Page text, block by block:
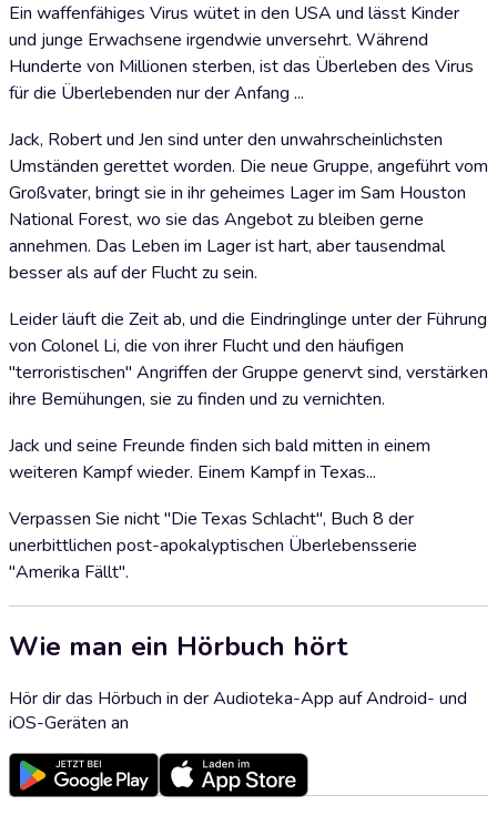
Ein waffenfähiges Virus wütet in den USA und lässt Kinder
und junge Erwachsene irgendwie unversehrt. Während
Hunderte von Millionen sterben, ist das Überleben des Virus
für die Überlebenden nur der Anfang ...
Jack, Robert und Jen sind unter den unwahrscheinlichsten
Umständen gerettet worden. Die neue Gruppe, angeführt vom
Großvater, bringt sie in ihr geheimes Lager im Sam Houston
National Forest, wo sie das Angebot zu bleiben gerne
annehmen. Das Leben im Lager ist hart, aber tausendmal
besser als auf der Flucht zu sein.
Leider läuft die Zeit ab, und die Eindringlinge unter der Führung
von Colonel Li, die von ihrer Flucht und den häufigen
"terroristischen" Angriffen der Gruppe genervt sind, verstärken
ihre Bemühungen, sie zu finden und zu vernichten.
Jack und seine Freunde finden sich bald mitten in einem
weiteren Kampf wieder. Einem Kampf in Texas...
Verpassen Sie nicht "Die Texas Schlacht", Buch 8 der
unerbittlichen post-apokalyptischen Überlebensserie
"Amerika Fällt".
Wie man ein Hörbuch hört
Hör dir das Hörbuch in der Audioteka-App auf Android- und
iOS-Geräten an